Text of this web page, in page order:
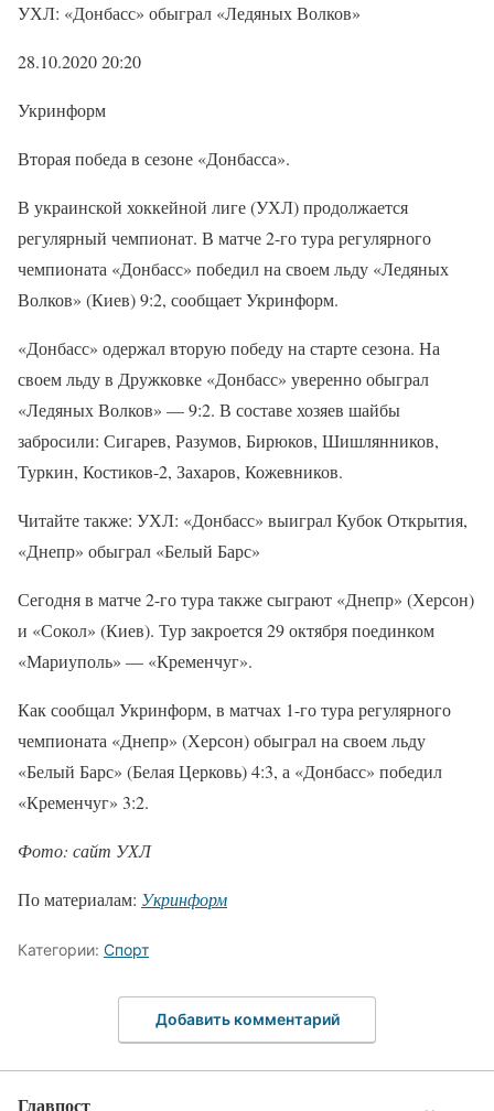
УХЛ: «Донбасс» обыграл «Ледяных Волков»
28.10.2020 20:20
Укринформ
Вторая победа в сезоне «Донбасса».
В украинской хоккейной лиге (УХЛ) продолжается
регулярный чемпионат. В матче 2-го тура регулярного
чемпионата «Донбасс» победил на своем льду «Ледяных
Волков» (Киев) 9:2, сообщает Укринформ.
«Донбасс» одержал вторую победу на старте сезона. На
своем льду в Дружковке «Донбасс» уверенно обыграл
«Ледяных Волков» — 9:2. В составе хозяев шайбы
забросили: Сигарев, Разумов, Бирюков, Шишлянников,
Туркин, Костиков-2, Захаров, Кожевников.
Читайте также: УХЛ: «Донбасс» выиграл Кубок Открытия,
«Днепр» обыграл «Белый Барс»
Сегодня в матче 2-го тура также сыграют «Днепр» (Херсон)
и «Сокол» (Киев). Тур закроется 29 октября поединком
«Мариуполь» — «Кременчуг».
Как сообщал Укринформ, в матчах 1-го тура регулярного
чемпионата «Днепр» (Херсон) обыграл на своем льду
«Белый Барс» (Белая Церковь) 4:3, а «Донбасс» победил
«Кременчуг» 3:2.
Фото: сайт УХЛ
По материалам: Укринформ
Категории: Спорт
Добавить комментарий
Главпост